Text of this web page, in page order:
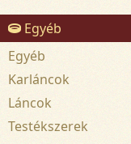
Egyéb
Egyéb
Karláncok
Láncok
Testékszerek